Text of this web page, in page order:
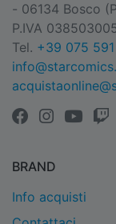
- 06134 Bosco
P.IVA
Tel. +39 075
BRAND
Info acquisti